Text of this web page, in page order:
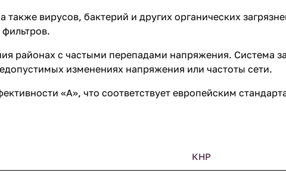
также вирусов, бактерий и других органических
фильтров.
районах с частыми перепадами напряжения. Система
изменениях напряжения или частоты сети.
«А», что соответствует европейским
КНР